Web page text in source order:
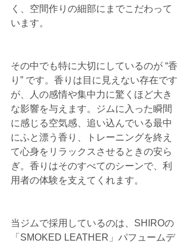
く、空間作りの細部にまでこだわって
います。
その中でも特に大切にしているのが “香
り” です。香りは目に見えない存在です
が、人の感情や集中力に驚くほど大き
な影響を与えます。ジムに入った瞬間
に感じる空気感、追い込んでいる最中
にふと漂う香り、トレーニングを終え
て心身をリラックスさせるときの安ら
ぎ。香りはそのすべてのシーンで、利
用者の体験を支えてくれます。
当ジムで採用しているのは、SHIROの
「SMOKED LEATHER」パフュームデ